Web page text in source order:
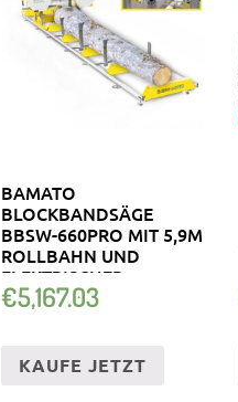
BAMATO
BLOCKBANDSÄGE
BBSW-660PRO MIT 5,9M
ROLLBAHN UND
ELEKTRISCHER
HÖHENVERSTELLUNG
€5,167.03
KAUFE JETZT